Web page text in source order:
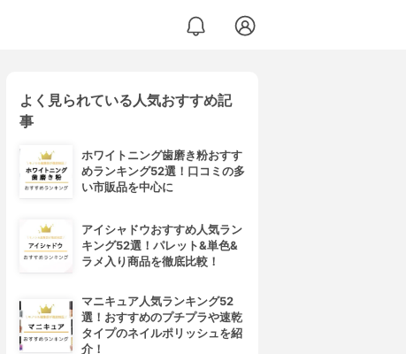
よく見られている人気おすすめ記
事
ホワイトニング歯磨き粉おすす
めランキング52選！口コミの多
い市販品を中心に
アイシャドウおすすめ人気ラン
キング52選！パレット&単色&
ラメ入り商品を徹底比較！
マニキュア人気ランキング52
選！おすすめのプチプラや速乾
タイプのネイルポリッシュを紹
介！